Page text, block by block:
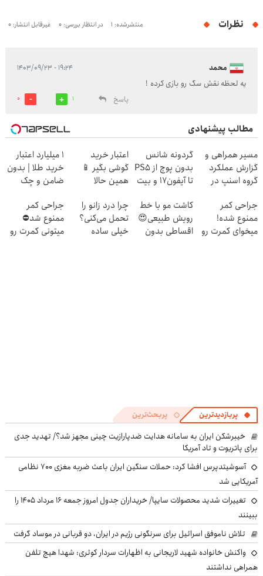
نظرات منتشرشده: 1 در انتظار بررسی: 0 غیرقابل انتشار: 0
محمد ۱۹:۲۴ - ۱۴۰۳/۰۹/۲۳
یه لحظه نقش سگ رو بازی کرده !
پاسخ
1
0
مطالب پیشنهادی
مسیر همراهی و
گزارش عملکرد
گروه اسنپ در
گردونه شانس
بدون پوچ از PS5
تا آیفون17 و بیت
اعتبار خرید
گوشی بگیر 📱
همین حالا
بده 🎯
۱ میلیارد اعتبار
خرید طلا | بدون
ضامن و چک
جراحی کمر
ممنوع شده!
میخوای کمرت رو
کاشت مو با خط
رویش طبیعی😍
اقساطی بدون
چرا درد زانو را
تحمل می‌کنی؟
خیلی ساده
جراحی کمر
ممنوع شد⛔
میتونی کمرت رو
پربازدیدترین پربحث‌ترین
خیبرشکن ایران به سامانه هدایت ضدپارازیت چینی مجهز شد؟/ تهدید جدی
برای پاتریوت و تاد آمریکا
آسوشیتدپرس افشا کرد: حملات سنگین ایران باعث ضربه مغزی ۷۰۰ نظامی
آمریکایی شد
تغییرات شدید محصولات سایپا/ خریداران جدول امروز جمعه ۱۶ مرداد ۱۴۰۵ را
ببینند
تلاش ناموفق اسرائیل برای سرنگونی رژیم در ایران، دو قربانی در موساد گرفت
واکنش خانواده شهید لاریجانی به اظهارات سردار کوثری: شهدا هیچ تلفن
همراهی نداشتند